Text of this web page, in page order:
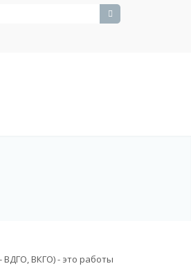
ВДГО, ВКГО) - это работы